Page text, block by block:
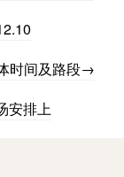
时间及路段→
安排上